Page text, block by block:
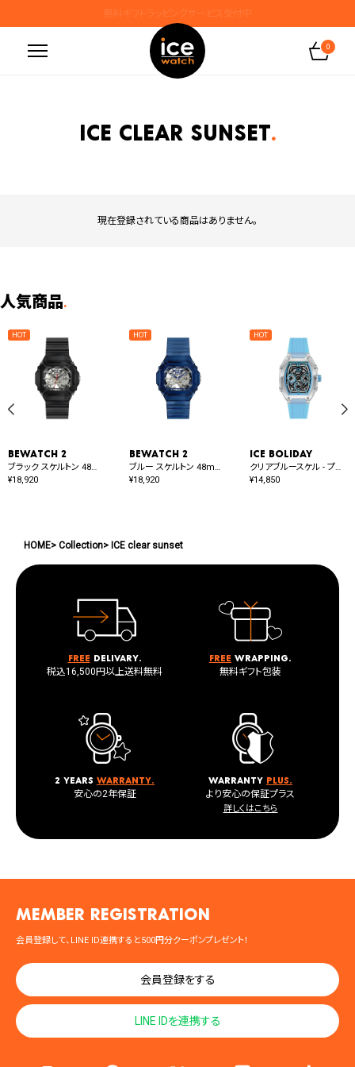
無料ギフトラッピングサービス受付中
腕時計保証プラスご加入で保証期間4年＋強化保証
0
ICE clear sunset
現在登録されている商品はありません。
人気商品.
BEWATCH 2
ブラック スケルトン 48mm オート
¥18,920
BEWATCH 2
ブルー スケルトン 48mm オート
¥18,920
ICE boliday
クリアブルースケル - プラスチック - ミディアム - MT
¥14,850
HOME Collection ICE clear sunset
Free delivary.
税込16,500円以上送料無料
Free wrapping.
無料ギフト包装
2 years warranty.
安心の2年保証
warranty plus.
より安心の保証プラス
詳しくはこちら
MEMBER registration
会員登録して、LINE ID連携すると500円分クーポンプレゼント！
会員登録をする
LINE IDを連携する